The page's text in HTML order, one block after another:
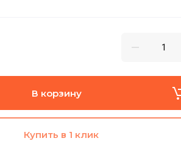
В корзину
Купить в 1 клик